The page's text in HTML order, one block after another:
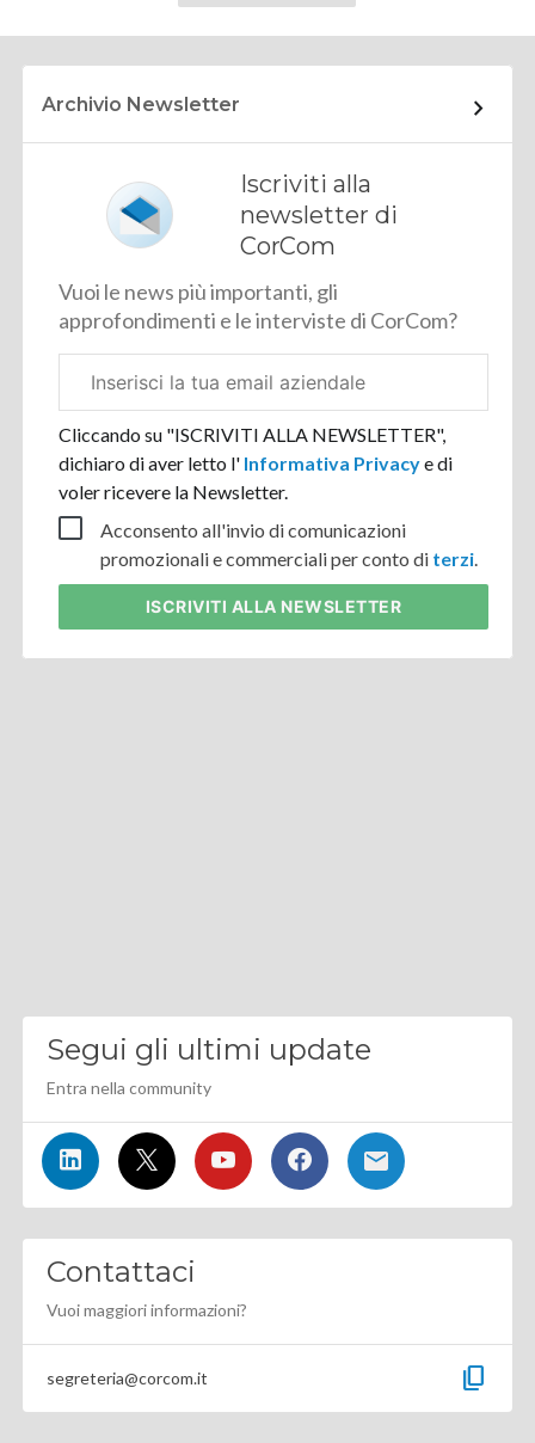
successiva
Archivio Newsletter
Iscriviti alla
newsletter di
CorCom
Vuoi le news più importanti, gli
approfondimenti e le interviste di CorCom?
aziendale
Cliccando su "ISCRIVITI ALLA NEWSLETTER",
dichiaro di aver letto l' Informativa Privacye di
voler ricevere la Newsletter.
Acconsento all'invio di comunicazioni
promozionali e commerciali per conto di terzi.
ISCRIVITI ALLA NEWSLETTER
Segui gli ultimi update
Entra nella community
Contattaci
Vuoi maggiori informazioni?
segreteria@corcom.it content_copy